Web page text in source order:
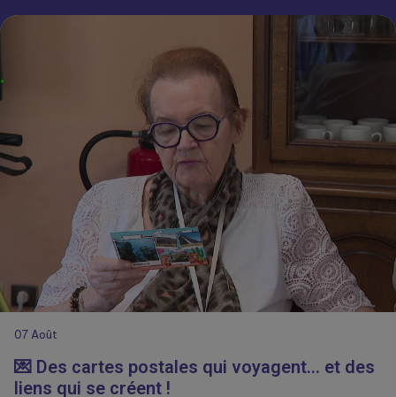
07 Août
💌 Des cartes postales qui voyagent… et des
liens qui se créent !